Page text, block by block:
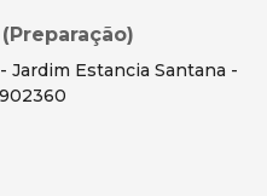
Jardim Estancia Santana -